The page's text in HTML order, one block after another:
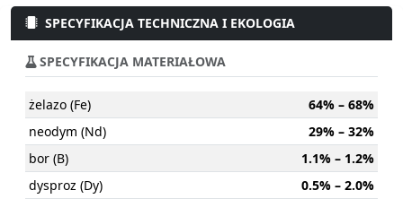
SPECYFIKACJA TECHNICZNA I EKOLOGIA
SPECYFIKACJA MATERIAŁOWA
żelazo (Fe)
64% – 68%
neodym (Nd)
29% – 32%
bor (B)
1.1% – 1.2%
dysproz (Dy)
0.5% – 2.0%